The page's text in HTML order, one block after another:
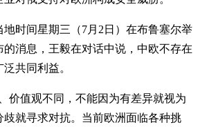
时间星期三（7月2日）在布鲁塞尔举
消息，王毅在对话中说，中欧不存在
共同利益。
价值观不同，不能因为有差异就视为
歧就寻求对抗。当前欧洲面临各种挑